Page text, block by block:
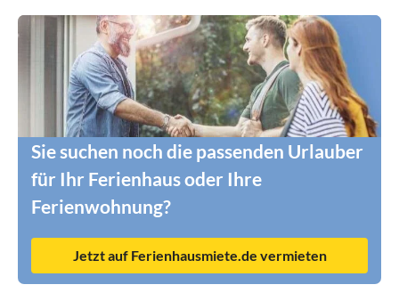
Sie suchen noch die passenden Urlauber
für Ihr Ferienhaus oder Ihre
Ferienwohnung?
Jetzt auf Ferienhausmiete.de vermieten